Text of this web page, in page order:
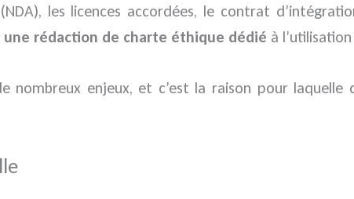
les licences accordées, le contrat
une rédaction de charte éthique dédié à
nombreux enjeux, et c’est la raison pour laquelle